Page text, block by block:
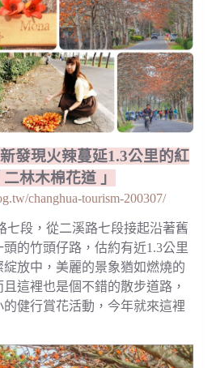
發現火辣蔓延1.3公里的紅
林木棉花道 」
changhua-tourism-200307/
七段，從二溪路七段接起沿著舊
的竹頭仔路，估約有近1.3公里
放中，美麗的景象猶如燃燒的
這裡也是個不錯的散步道路，
健行賞花活動，今年就來這裡